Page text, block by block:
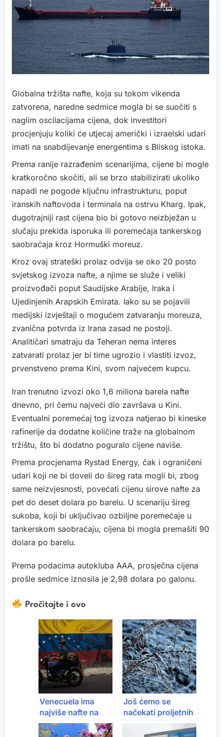
Globalna tržišta nafte, koja su tokom vikenda
zatvorena, naredne sedmice mogla bi se suočiti s
naglim oscilacijama cijena, dok investitori
procjenjuju koliki će utjecaj američki i izraelski udari
imati na snabdijevanje energentima s Bliskog istoka.
Prema ranije razrađenim scenarijima, cijene bi mogle
kratkoročno skočiti, ali se brzo stabilizirati ukoliko
napadi ne pogode ključnu infrastrukturu, poput
iranskih naftovoda i terminala na ostrvu Kharg. Ipak,
dugotrajniji rast cijena bio bi gotovo neizbježan u
slučaju prekida isporuka ili poremećaja tankerskog
saobraćaja kroz Hormuški moreuz.
Kroz ovaj strateški prolaz odvija se oko 20 posto
svjetskog izvoza nafte, a njime se služe i veliki
proizvođači poput Saudijske Arabije, Iraka i
Ujedinjenih Arapskih Emirata. Iako su se pojavili
medijski izvještaji o mogućem zatvaranju moreuza,
zvanična potvrda iz Irana zasad ne postoji.
Analitičari smatraju da Teheran nema interes
zatvarati prolaz jer bi time ugrozio i vlastiti izvoz,
prvenstveno prema Kini, svom najvećem kupcu.
Iran trenutno izvozi oko 1,6 miliona barela nafte
dnevno, pri čemu najveći dio završava u Kini.
Eventualni poremećaj tog izvoza natjerao bi kineske
rafinerije da dodatne količine traže na globalnom
tržištu, što bi dodatno poguralo cijene naviše.
Prema procjenama Rystad Energy, čak i ograničeni
udari koji ne bi doveli do šireg rata mogli bi, zbog
same neizvjesnosti, povećati cijenu sirove nafte za
pet do deset dolara po barelu. U scenariju šireg
sukoba, koji bi uključivao ozbiljne poremećaje u
tankerskom saobraćaju, cijena bi mogla premašiti 90
dolara po barelu.
Prema podacima autokluba AAA, prosječna cijena
prošle sedmice iznosila je 2,98 dolara po galonu.
Pročitajte i ovo
Venecuela ima
najviše nafte na
svijetu: Izvoza
daleko iza
Još ćemo se
načekati proljetnih
dana: Objavljena
vremenska